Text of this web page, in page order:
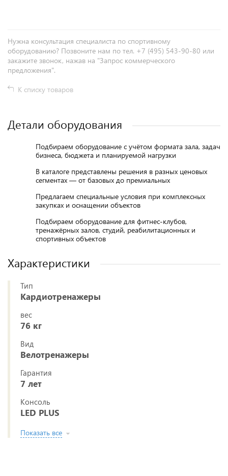
Нужна консультация специалиста по спортивному
оборудованию? Позвоните нам по тел. +7 (495) 543-90-80 или
закажите звонок, нажав на "Запрос коммерческого
предложения".
К списку товаров
Детали оборудования
Подбираем оборудование с учётом формата зала, задач
бизнеса, бюджета и планируемой нагрузки
В каталоге представлены решения в разных ценовых
сегментах — от базовых до премиальных
Предлагаем специальные условия при комплексных
закупках и оснащении объектов
Подбираем оборудование для фитнес-клубов,
тренажёрных залов, студий, реабилитационных и
спортивных объектов
Характеристики
Тип
Кардиотренажеры
вес
76 кг
Вид
Велотренажеры
Гарантия
7 лет
Консоль
LED PLUS
Показать все